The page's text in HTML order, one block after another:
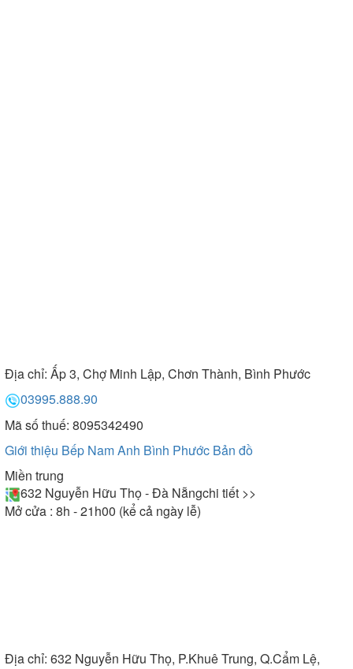
Địa chỉ: Ấp 3, Chợ Minh Lập, Chơn Thành, Bình Phước
03995.888.90
Mã số thuế: 8095342490
Giới thiệu Bếp Nam Anh Bình Phước Bản đồ
Miền trung
632 Nguyễn Hữu Thọ - Đà Nẵngchi tiết >>
Mở cửa : 8h - 21h00 (kể cả ngày lễ)
Địa chỉ: 632 Nguyễn Hữu Thọ, P.Khuê Trung, Q.Cẩm Lệ,